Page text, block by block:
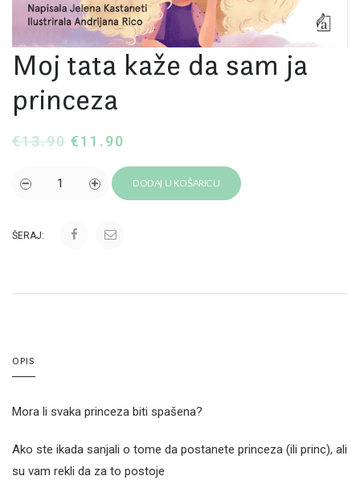
Moj tata kaže da sam ja
princeza
€13.90 €11.90
DODAJ U KOŠARICU
ŠERAJ:
OPIS
Mora li svaka princeza biti spašena?
Ako ste ikada sanjali o tome da postanete princeza (ili princ), ali
su vam rekli da za to postoje